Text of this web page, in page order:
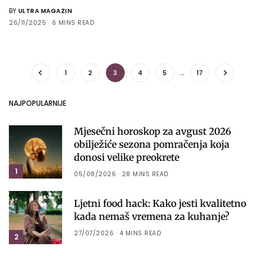
BY ULTRA MAGAZIN
26/11/2025
6 MINS READ
1 2 3 4 5 … 17
NAJPOPULARNIJE
1
Mjesečni horoskop za avgust 2026
obilježiće sezona pomračenja koja
donosi velike preokrete
05/08/2026 28 MINS READ
2
Ljetni food hack: Kako jesti kvalitetno
kada nemaš vremena za kuhanje?
27/07/2026 4 MINS READ